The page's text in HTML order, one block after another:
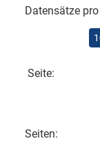
Datensätze
Seite:
Seiten: